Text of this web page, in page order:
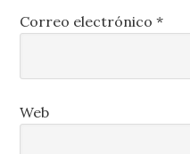
Correo electrónico*
Web